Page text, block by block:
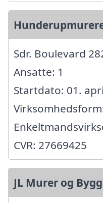
Sdr. Boulevard
Ansatte: 1
Startdato: 01.
CVR: 27669425
JL Murer og